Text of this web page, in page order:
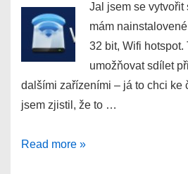
Jal jsem se vytvořit
mám
32 bit, Wifi hotspot.
umožňovat sdílet
dalšími zařízeními – já to chci ke
jsem zjistil, že to …
Nepříliš
Read more »